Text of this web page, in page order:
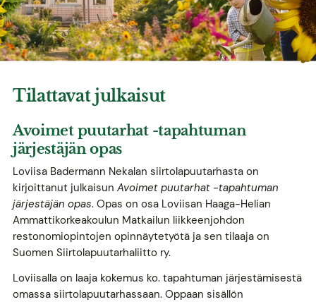
Tilattavat julkaisut
Avoimet puutarhat -tapahtuman
järjestäjän opas
Loviisa Badermann Nekalan siirtolapuutarhasta on
kirjoittanut julkaisun Avoimet puutarhat -tapahtuman
järjestäjän opas. Opas on osa Loviisan Haaga-Helian
Ammattikorkeakoulun Matkailun liikkeenjohdon
restonomiopintojen opinnäytetyötä ja sen tilaaja on
Suomen Siirtolapuutarhaliitto ry.
Loviisalla on laaja kokemus ko. tapahtuman järjestämisestä
omassa siirtolapuutarhassaan. Oppaan sisällön